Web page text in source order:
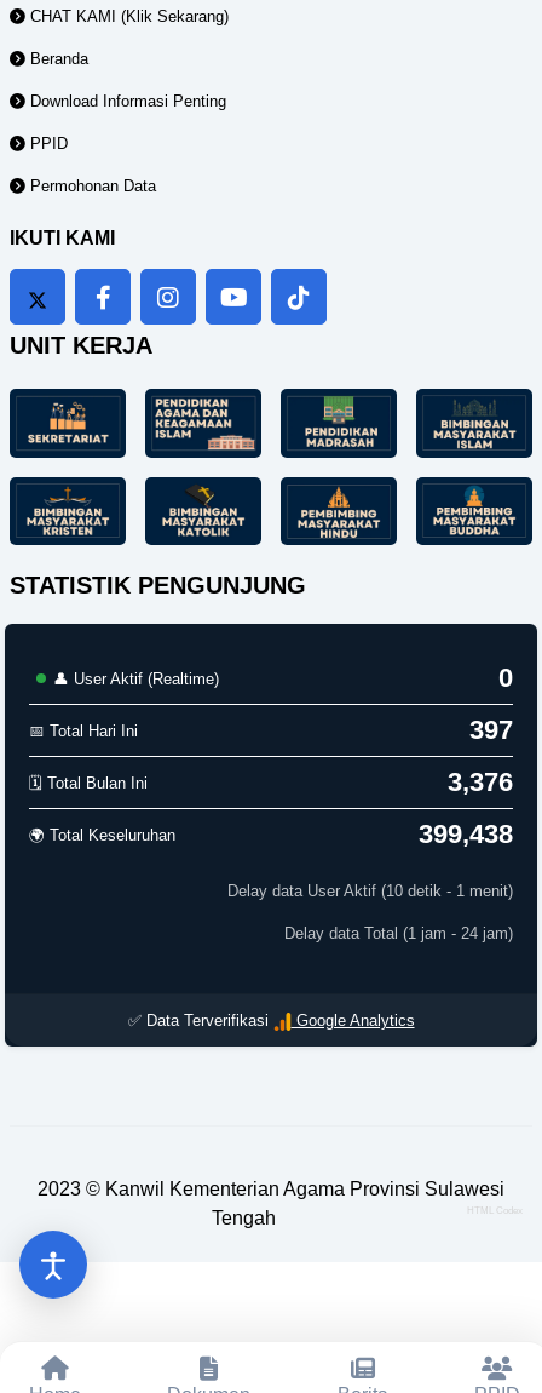
CHAT KAMI (Klik Sekarang)
Beranda
Download Informasi Penting
PPID
Permohonan Data
IKUTI KAMI
UNIT KERJA
STATISTIK PENGUNJUNG
👤 User Aktif (Realtime) 0
📅 Total Hari Ini 397
🗓️ Total Bulan Ini 3,376
🌍 Total Keseluruhan 399,438
Delay data User Aktif (10 detik - 1 menit)
Delay data Total (1 jam - 24 jam)
✅ Data Terverifikasi Google Analytics
2023 © Kanwil Kementerian Agama Provinsi Sulawesi
Tengah
HTML Codex